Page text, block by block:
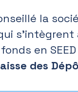
la
s’intègrent
en
des